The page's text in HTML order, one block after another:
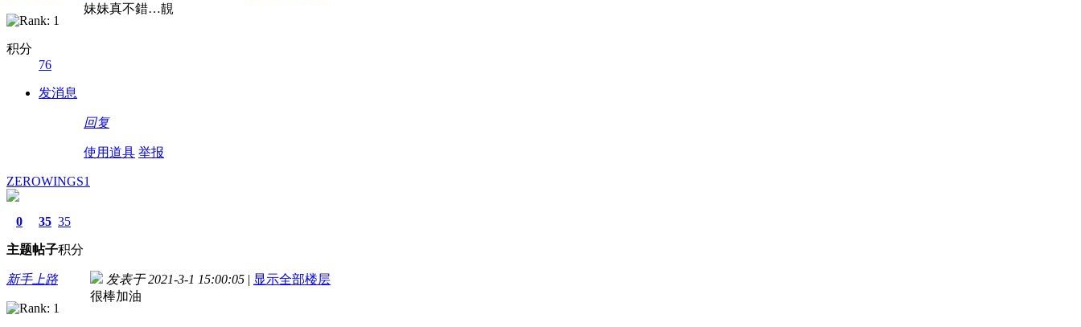
积分
76
发消息
妹妹真不錯…靚
回复
使用道具 举报
ZEROWINGS1
0
主题
35
帖子
35
积分
新手上路 发表于 2021-3-1 15:00:05 | 显示全部楼层
很棒加油